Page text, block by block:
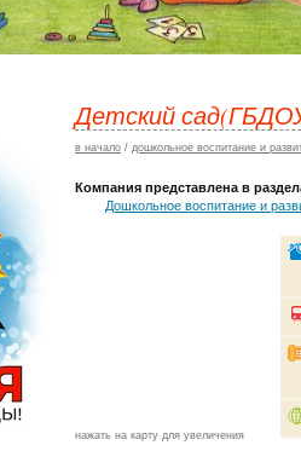
Детский
в начало / дошкольное воспитание и
Компания представлена в
Дошкольное воспитание и
нажать на карту для увеличения